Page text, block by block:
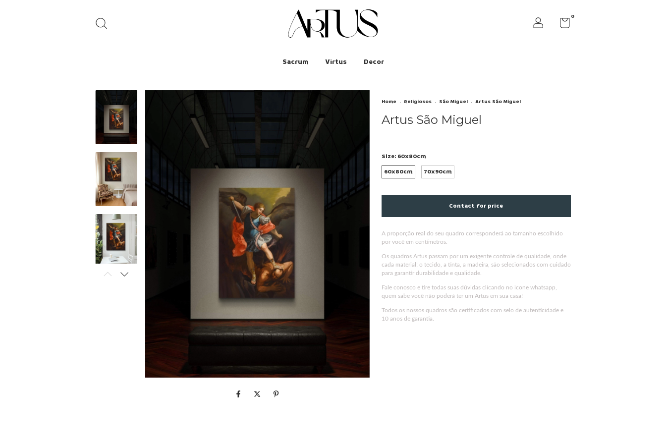
0
Sacrum Virtus Decor
Home . Religiosos . São Miguel . Artus São Miguel
Artus São Miguel
Size: 60x80cm
60x80cm
70x90cm
A proporção real do seu quadro corresponderá ao tamanho escolhido
por você em centímetros.
Os quadros Artus passam por um exigente controle de qualidade, onde
cada material; o tecido, a tinta, a madeira, são selecionados com cuidado
para garantir durabilidade e qualidade.
Fale conosco e tire todas suas dúvidas clicando no icone whatsapp,
quem sabe você não poderá ter um Artus em sua casa!
Todos os nossos quadros são certificados com selo de autenticidade e
10 anos de garantia.